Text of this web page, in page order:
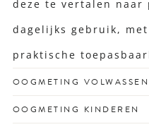
deze te vertalen naar
dagelijks gebruik,
praktische
OOGMETING
unieke kijkgedrag.
OOGMETING KINDEREN